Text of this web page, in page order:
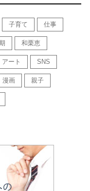
子育て 仕事
和栗恵
アート SNS
漫画 親子